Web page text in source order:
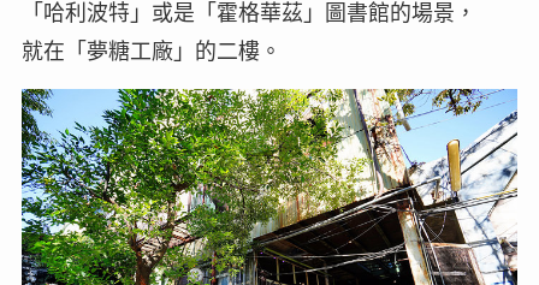
「哈利波特」或是「霍格華茲」圖書館的場景，
就在「夢糖工廠」的二樓。